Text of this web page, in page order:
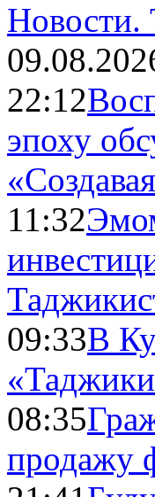
Новости.
22:12
эпоху
11:32
09:33В
08:35
продажу